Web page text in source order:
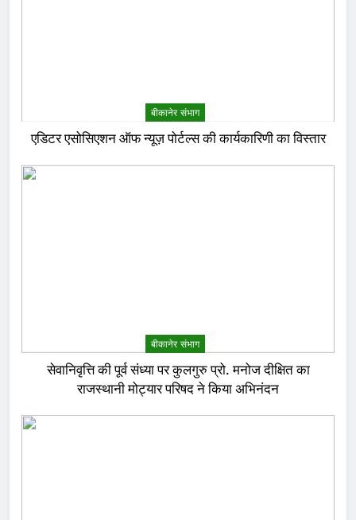
बीकानेर संभाग
एडिटर एसोसिएशन ऑफ न्यूज़ पोर्टल्स की कार्यकारिणी का विस्तार
बीकानेर संभाग
सेवानिवृत्ति की पूर्व संध्या पर कुलगुरु प्रो. मनोज दीक्षित का
राजस्थानी मोट्यार परिषद ने किया अभिनंदन